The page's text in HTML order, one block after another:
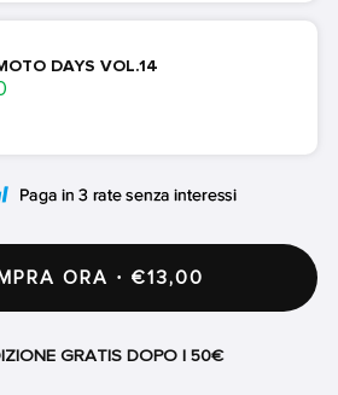
DAYS VOL.14
ORA · €13,00
GRATIS DOPO I 50€